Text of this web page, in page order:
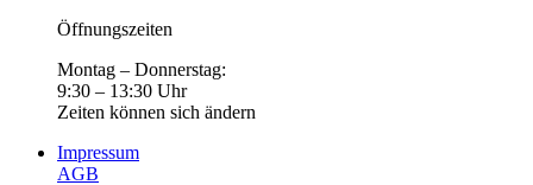
Öffnungszeiten
Montag – Donnerstag:
9:30 – 13:30 Uhr
Zeiten können sich ändern
Impressum
AGB